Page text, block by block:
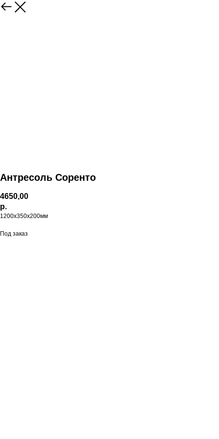
Антресоль Соренто
4650,00
р.
1200х350х200мм
Под заказ